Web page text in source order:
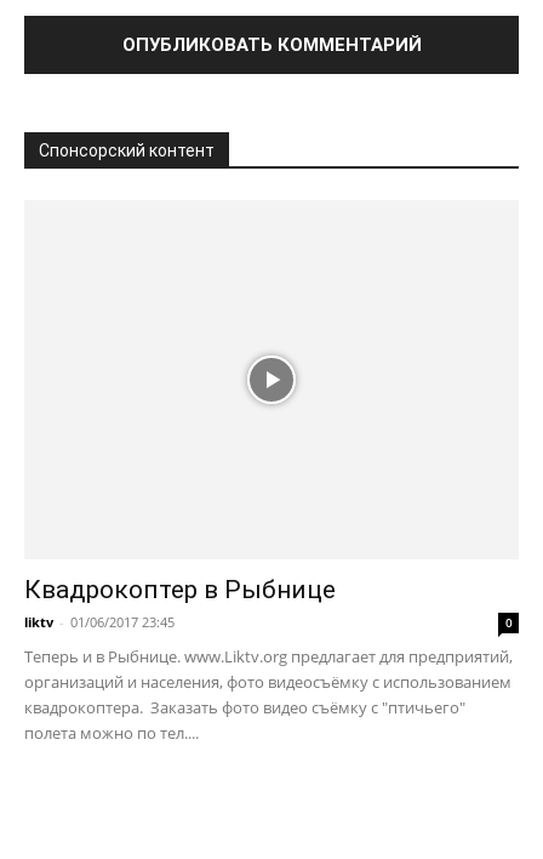
Спонсорский контент
Квадрокоптер в Рыбнице
liktv - 01/06/2017 23:45 0
Теперь и в Рыбнице. www.Liktv.org предлагает для предприятий,
организаций и населения, фото видеосъёмку с использованием
квадрокоптера. Заказать фото видео съёмку с "птичьего"
полета можно по тел....